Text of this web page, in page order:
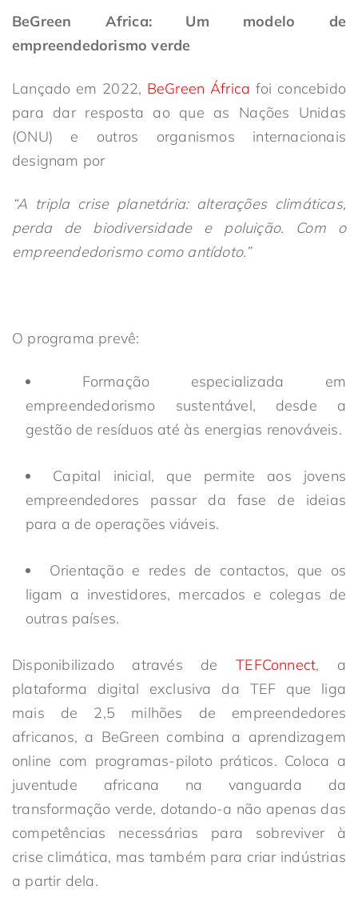
BeGreen Africa: Um modelo de
empreendedorismo verde
Lançado em 2022, BeGreen África foi concebido
para dar resposta ao que as Nações Unidas
(ONU) e outros organismos internacionais
designam por
“A tripla crise planetária: alterações climáticas,
perda de biodiversidade e poluição. Com o
empreendedorismo como antídoto.”
O programa prevê:
Formação especializada em
empreendedorismo sustentável, desde a
gestão de resíduos até às energias renováveis.
Capital inicial, que permite aos jovens
empreendedores passar da fase de ideias
para a de operações viáveis.
Orientação e redes de contactos, que os
ligam a investidores, mercados e colegas de
outras países.
Disponibilizado através deTEFConnect, a
plataforma digital exclusiva da TEF que liga
mais de 2,5 milhões de empreendedores
africanos, a BeGreen combina a aprendizagem
online com programas-piloto práticos. Coloca a
juventude africana na vanguarda da
transformação verde, dotando-a não apenas das
competências necessárias para sobreviver à
crise climática, mas também para criar indústrias
a partir dela.